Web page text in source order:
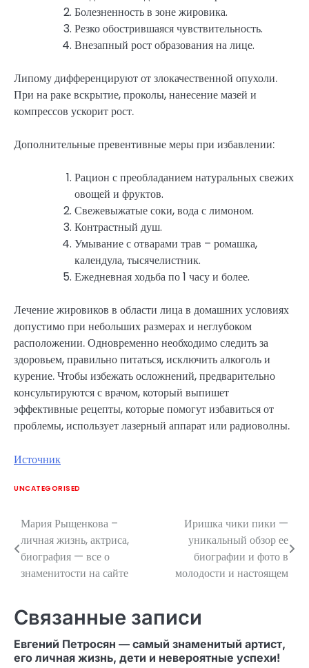
Болезненность в зоне жировика.
Резко обострившаяся чувствительность.
Внезапный рост образования на лице.
Липому дифференцируют от злокачественной опухоли.
При на раке вскрытие, проколы, нанесение мазей и
компрессов ускорит рост.
Дополнительные превентивные меры при избавлении:
Рацион с преобладанием натуральных свежих
овощей и фруктов.
Свежевыжатые соки, вода с лимоном.
Контрастный душ.
Умывание с отварами трав – ромашка,
календула, тысячелистник.
Ежедневная ходьба по 1 часу и более.
Лечение жировиков в области лица в домашних условиях
допустимо при небольших размерах и неглубоком
расположении. Одновременно необходимо следить за
здоровьем, правильно питаться, исключить алкоголь и
курение. Чтобы избежать осложнений, предварительно
консультируются с врачом, который выпишет
эффективные рецепты, которые помогут избавиться от
проблемы, использует лазерный аппарат или радиоволны.
Источник
UNCATEGORISED
Навигация
по
записям
Мария Рыщенкова –
личная жизнь, актриса,
биография — все о
знаменитости на сайте
Иришка чики пики —
уникальный обзор ее
биографии и фото в
молодости и настоящем
Связанные записи
Евгений Петросян — самый знаменитый артист,
его личная жизнь, дети и невероятные успехи!